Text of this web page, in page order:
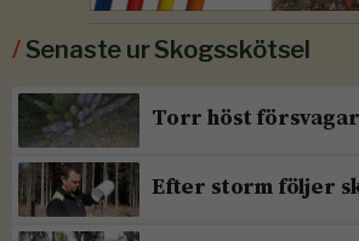
/Senaste ur Skogsskötsel
Torr höst
Efter storm följer